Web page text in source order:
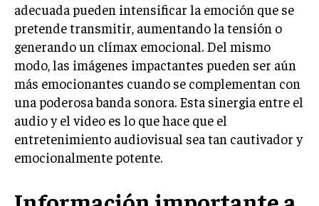
adecuada pueden intensificar la emoción que se
pretende transmitir, aumentando la tensión o
generando un clímax emocional. Del mismo
modo, las imágenes impactantes pueden ser aún
más emocionantes cuando se complementan con
una poderosa banda sonora. Esta sinergia entre el
audio y el video es lo que hace que el
entretenimiento audiovisual sea tan cautivador y
emocionalmente potente.